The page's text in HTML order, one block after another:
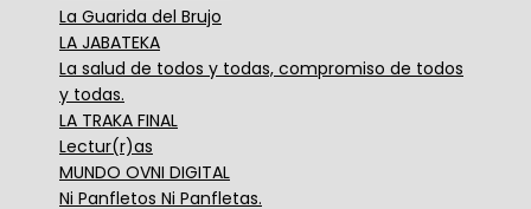
La Guarida del Brujo
LA JABATEKA
La salud de todos y todas, compromiso de todos
y todas.
LA TRAKA FINAL
Lectur(r)as
MUNDO OVNI DIGITAL
Ni Panfletos Ni Panfletas.